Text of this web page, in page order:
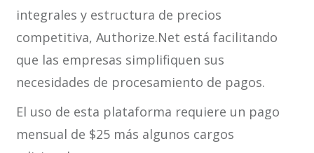
integrales y estructura de precios
competitiva, Authorize.Net está facilitando
que las empresas simplifiquen sus
necesidades de procesamiento de pagos.
El uso de esta plataforma requiere un pago
mensual de $25 más algunos cargos